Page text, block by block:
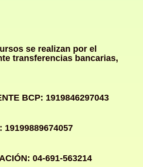
se realizan por el
transferencias bancarias,
BCP: 1919846297043
19199889674057
04-691-563214